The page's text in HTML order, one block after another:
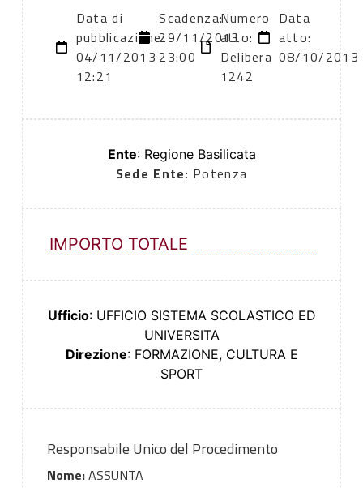
Data di
pubblicazione:
04/11/2013
12:21
Scadenza:
29/11/2013
23:00
Numero
atto:
Delibera
1242
Data
atto:
08/10/2013
Ente: Regione Basilicata
Sede Ente: Potenza
IMPORTO TOTALE
Ufficio: UFFICIO SISTEMA SCOLASTICO ED
UNIVERSITA
Direzione: FORMAZIONE, CULTURA E
SPORT
Responsabile Unico del Procedimento
Nome:ASSUNTA